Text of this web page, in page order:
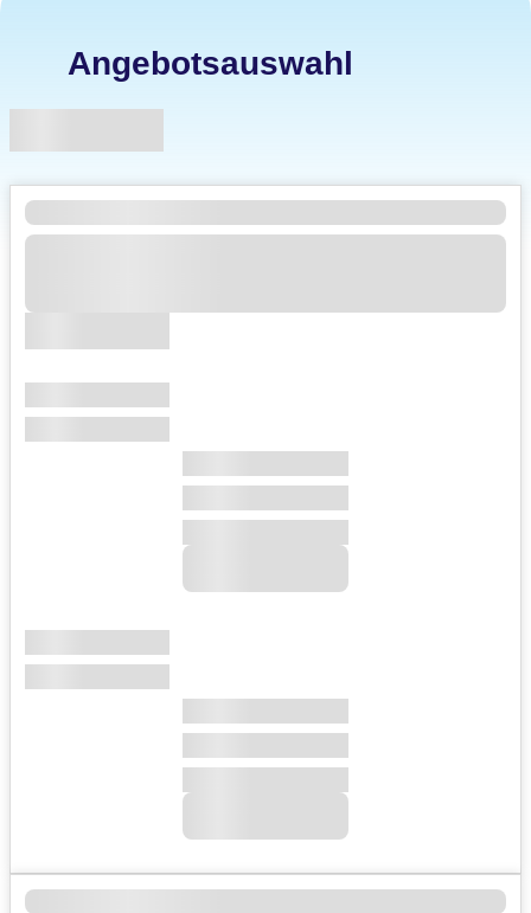
Angebotsauswahl